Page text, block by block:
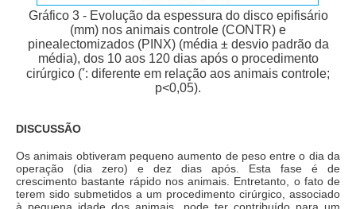
Gráfico 3 - Evolução da espessura do disco epifisário
(mm) nos animais controle (CONTR) e
pinealectomizados (PINX) (média ± desvio padrão da
média), dos 10 aos 120 dias após o procedimento
cirúrgico (*: diferente em relação aos animais controle;
p<0,05).
DISCUSSÃO
Os animais obtiveram pequeno aumento de peso entre o dia da
operação (dia zero) e dez dias após. Esta fase é de
crescimento bastante rápido nos animais. Entretanto, o fato de
terem sido submetidos a um procedimento cirúrgico, associado